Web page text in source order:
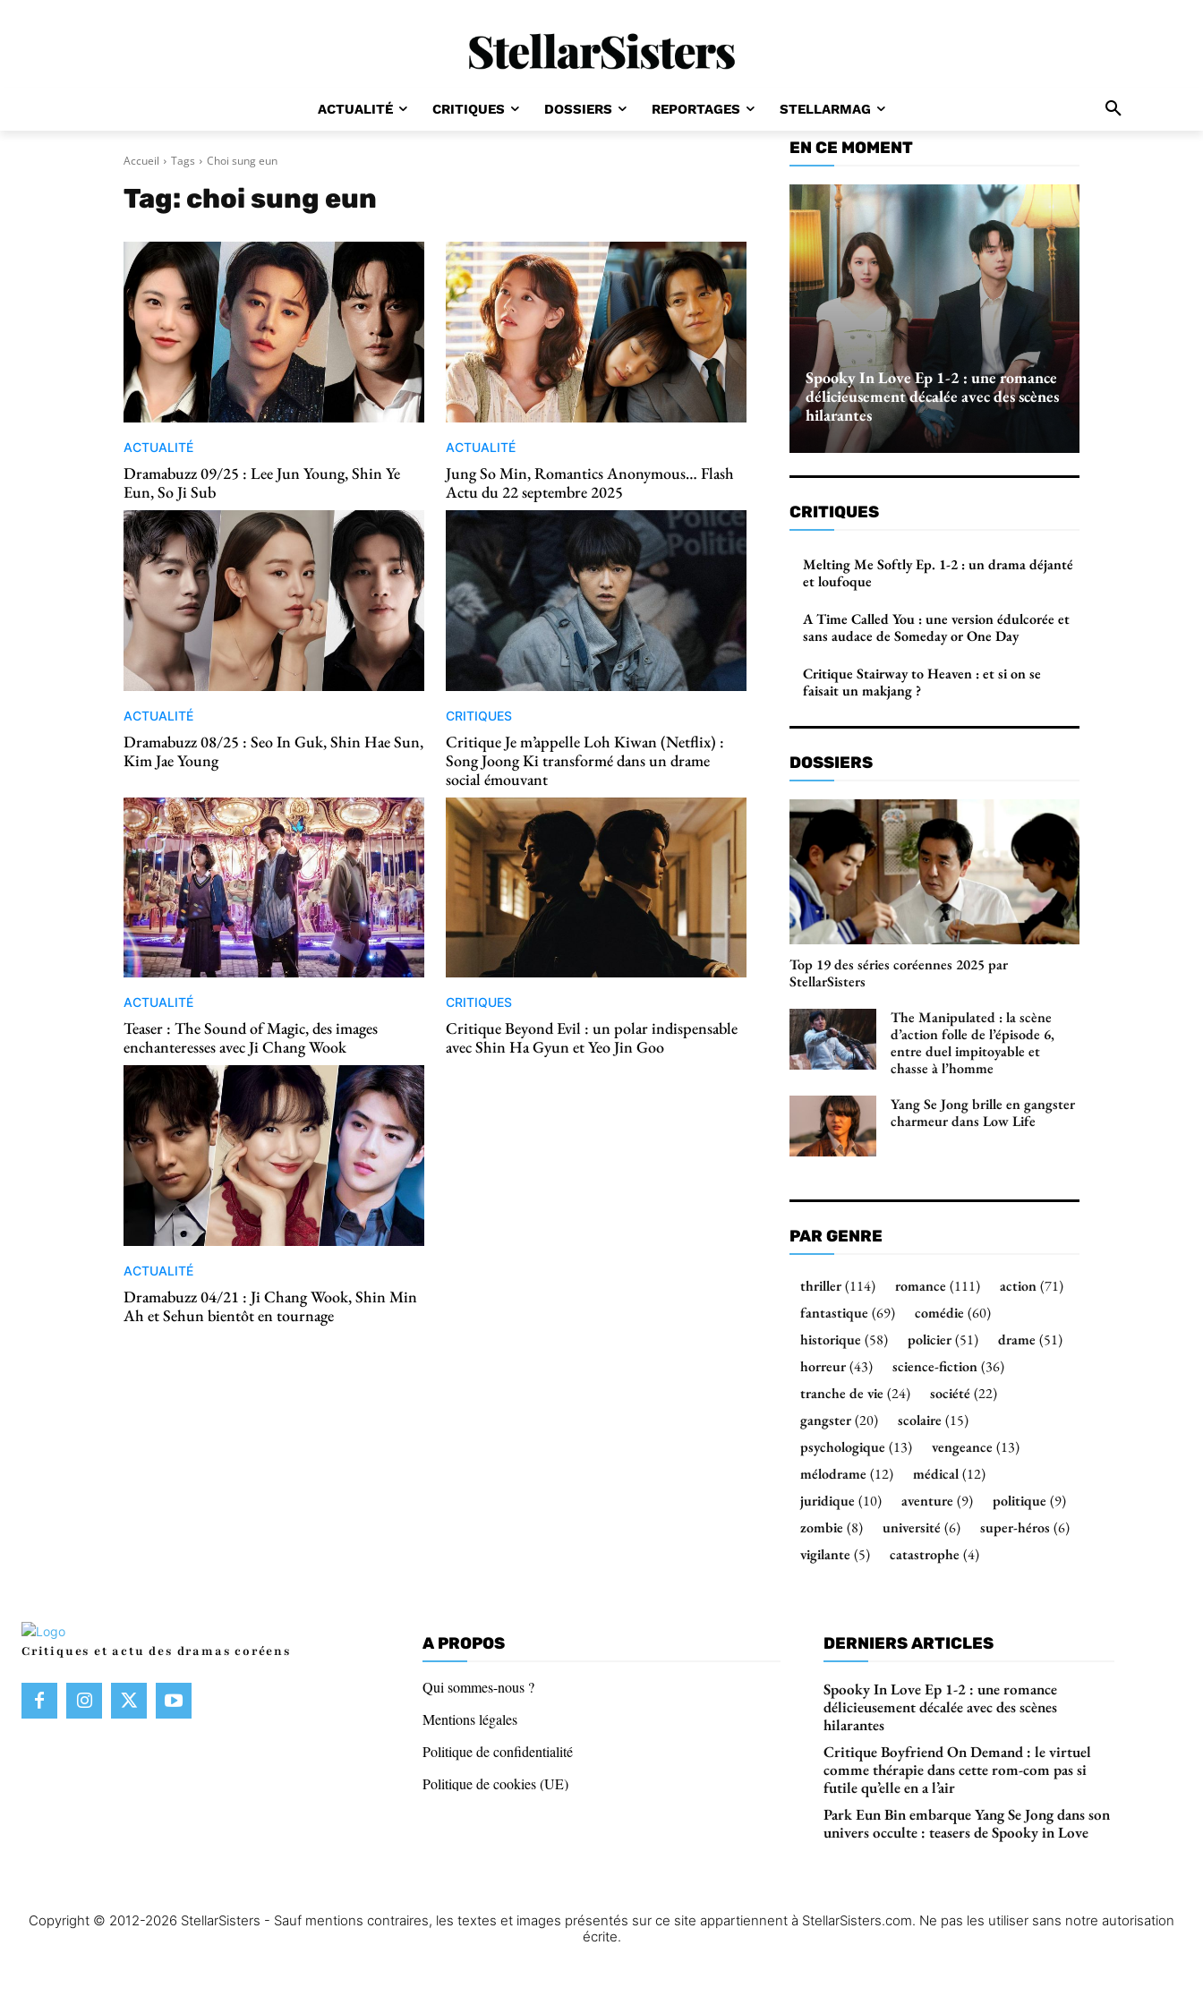
ACTUALITÉ CRITIQUES DOSSIERS REPORTAGES STELLARMAG
Accueil Tags Choi sung eun
Tag: choi sung eun
ACTUALITÉ
Dramabuzz 09/25 : Lee Jun Young, Shin Ye
Eun, So Ji Sub
ACTUALITÉ
Jung So Min, Romantics Anonymous… Flash
Actu du 22 septembre 2025
ACTUALITÉ
Dramabuzz 08/25 : Seo In Guk, Shin Hae Sun,
Kim Jae Young
CRITIQUES
Critique Je m’appelle Loh Kiwan (Netflix) :
Song Joong Ki transformé dans un drame
social émouvant
ACTUALITÉ
Teaser : The Sound of Magic, des images
enchanteresses avec Ji Chang Wook
CRITIQUES
Critique Beyond Evil : un polar indispensable
avec Shin Ha Gyun et Yeo Jin Goo
ACTUALITÉ
Dramabuzz 04/21 : Ji Chang Wook, Shin Min
Ah et Sehun bientôt en tournage
EN CE MOMENT
Spooky In Love Ep 1-2 : une romance
délicieusement décalée avec des scènes
hilarantes
CRITIQUES
Melting Me Softly Ep. 1-2 : un drama déjanté
et loufoque
A Time Called You : une version édulcorée et
sans audace de Someday or One Day
Critique Stairway to Heaven : et si on se
faisait un makjang ?
DOSSIERS
Top 19 des séries coréennes 2025 par
StellarSisters
The Manipulated : la scène
d’action folle de l’épisode 6,
entre duel impitoyable et
chasse à l’homme
Yang Se Jong brille en gangster
charmeur dans Low Life
PAR GENRE
thriller(114) romance (111) action(71)
fantastique (69) comédie (60)
historique (58) policier(51) drame (51)
horreur(43) science-fiction(36)
tranche de vie (24) société (22)
gangster(20) scolaire (15)
psychologique (13) vengeance (13)
mélodrame (12) médical(12)
juridique (10) aventure (9) politique (9)
zombie (8) université (6) super-héros (6)
vigilante (5) catastrophe (4)
Critiques et actu des dramas coréens A PROPOS
Qui sommes-nous ?
Mentions légales
Politique de confidentialité
Politique de cookies (UE)
DERNIERS ARTICLES
Spooky In Love Ep 1-2 : une romance
délicieusement décalée avec des scènes
hilarantes
Critique Boyfriend On Demand : le virtuel
comme thérapie dans cette rom-com pas si
futile qu’elle en a l’air
Park Eun Bin embarque Yang Se Jong dans son
univers occulte : teasers de Spooky in Love
Copyright © 2012-2026 StellarSisters - Sauf mentions contraires, les textes et images présentés sur ce site appartiennent à StellarSisters.com. Ne pas les utiliser sans notre autorisation
écrite.